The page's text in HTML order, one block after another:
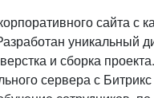
сайта с
уникальный
и сборка
сервера с